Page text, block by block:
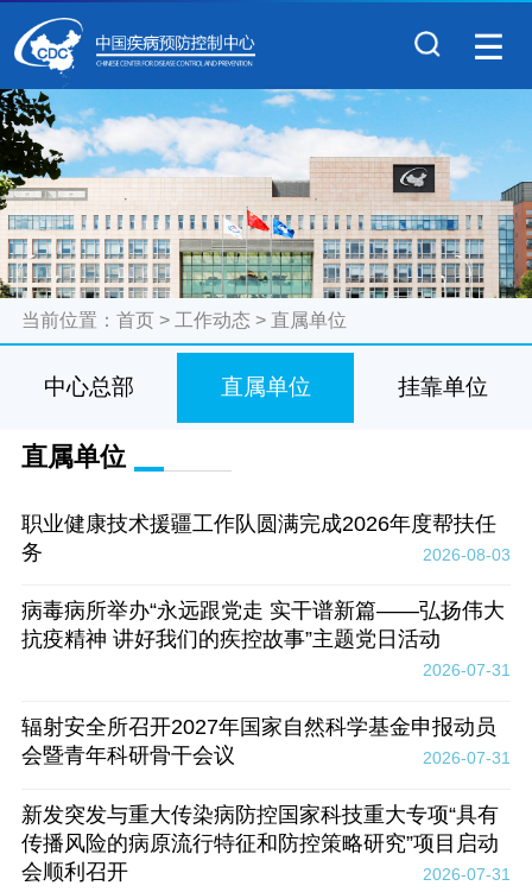
当前位置： 首页> 工作动态 > 直属单位
中心总部 直属单位 挂靠单位
直属单位
职业健康技术援疆工作队圆满完成2026年度帮扶任
务
2026-08-03
病毒病所举办“永远跟党走 实干谱新篇——弘扬伟大
抗疫精神 讲好我们的疾控故事”主题党日活动
2026-07-31
辐射安全所召开2027年国家自然科学基金申报动员
会暨青年科研骨干会议
2026-07-31
新发突发与重大传染病防控国家科技重大专项“具有
传播风险的病原流行特征和防控策略研究”项目启动
会顺利召开
2026-07-31